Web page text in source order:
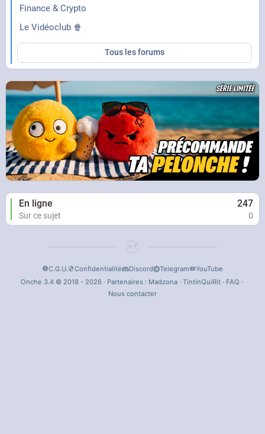
Finance & Crypto
Le Vidéoclub 🍿
Tous les forums
En ligne 247
Sur ce sujet 0
C.G.U. Confidentialité Discord Telegram
YouTube
Onche 3.4 © 2018 - 2026 · Partenaires : Madzona· TintinQuiRit· FAQ ·
Nous contacter